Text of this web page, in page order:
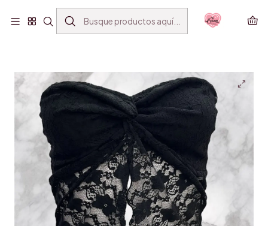
ENVÍO GRATIS SANTIAGO(*) POR COMPRAS SOBRE$39.990
Inicio VESTUARIO MINI TOPS TWIST ENCAJE